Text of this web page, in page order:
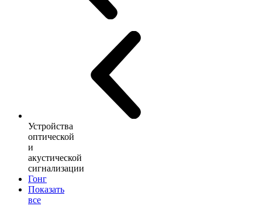
Устройства
оптической
и
акустической
сигнализации
Гонг
Показать
все